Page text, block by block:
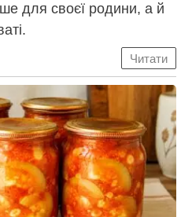
для своєї родини, а й
Читати